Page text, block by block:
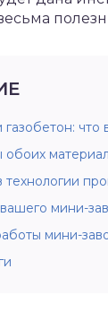
что
обоих
технологии
мини-
мини-